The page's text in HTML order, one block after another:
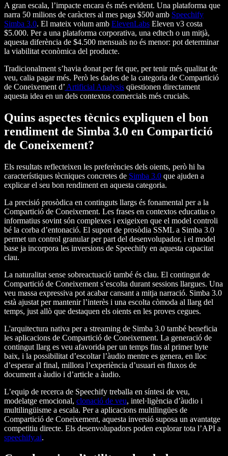
A gran escala, l’impacte encara és més evident. Una plataforma que
narra 50 milions de caràcters al mes paga $500 amb Speechify
Simba 3.0. El mateix volum amb ElevenLabs Eleven v3 costa
$5.000. Per a una plataforma corporativa, una edtech o un mitjà,
aquesta diferència de $4.500 mensuals no és menor: pot determinar
la viabilitat econòmica del producte.
Tradicionalment s’havia donat per fet que, per tenir més qualitat de
veu, calia pagar més. Però les dades de la categoria de Compartició
de Coneixement d’ Artificial Analysis qüestionen directament
aquesta idea en un dels contextos comercials més crucials.
Quins aspectes tècnics expliquen el bon
rendiment de Simba 3.0 en Compartició
de Coneixement?
Els resultats reflecteixen les preferències dels oients, però hi ha
característiques tècniques concretes de Simba 3.0 que ajuden a
explicar el seu bon rendiment en aquesta categoria.
La precisió prosòdica en continguts llargs és fonamental per a la
Compartició de Coneixement. Les frases en contextos educatius o
informatius sovint són complexes i exigeixen que el model controli
bé la corba d’entonació. El suport de prosòdia SSML a Simba 3.0
permet un control granular per part del desenvolupador, i el model
base ja incorpora les inversions de Speechify en aquesta capacitat
clau.
La naturalitat sense sobreactuació també és clau. El contingut de
Compartició de Coneixement s’escolta durant sessions llargues. Una
veu massa expressiva pot acabar cansant a mitja narració. Simba 3.0
està ajustat per mantenir l’interès i una escolta còmoda al llarg del
temps, just allò que destaquen els oients en les proves cegues.
L'arquitectura nativa per a streaming de Simba 3.0 també beneficia
les aplicacions de Compartició de Coneixement. La generació de
contingut llarg es veu afavorida per un temps fins al primer byte
baix, i la possibilitat d’escoltar l’àudio mentre es genera, en lloc
d’esperar al final, millora l’experiència d’usuari en fluxos de
document a àudio i d’article a àudio.
L’equip de recerca de Speechify treballa en síntesi de veu,
modelatge emocional, clonació de veu, intel·ligència d’àudio i
multilingüisme a escala. Per a aplicacions multilingües de
Compartició de Coneixement, aquesta inversió suposa un avantatge
competitiu directe. Els desenvolupadors poden explorar tota l’API a
speechify.ai.